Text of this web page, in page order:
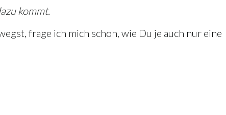
kommt.
frage ich mich schon, wie Du je auch nur eine